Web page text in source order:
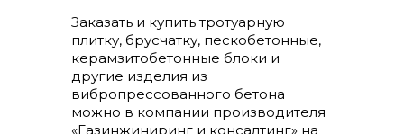
Заказать и купить тротуарную
плитку, брусчатку, пескобетонные,
керамзитобетонные блоки и
другие изделия из
вибропрессованного бетона
можно в компании производителя
«Газинжиниринг и консалтинг» на